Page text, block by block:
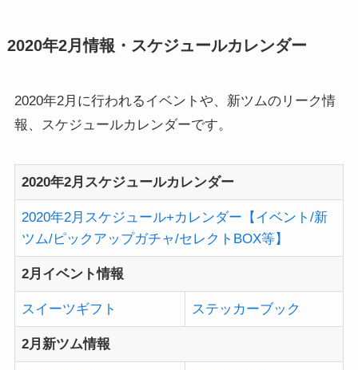
2020年2月情報・スケジュールカレンダー
2020年2月に行われるイベントや、新ツムのリーク情
報、スケジュールカレンダーです。
2020年2月スケジュールカレンダー
2020年2月スケジュール+カレンダー【イベント/新
ツム/ピックアップガチャ/セレクトBOX等】
2月イベント情報
スイーツギフト ステッカーブック
2月新ツム情報